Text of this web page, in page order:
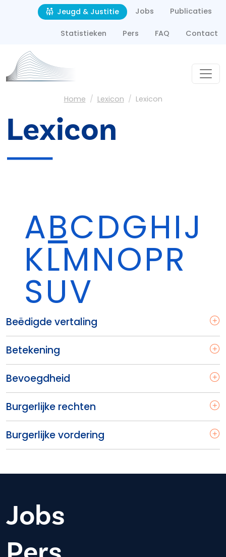
Overslaan en naar de inhoud gaan
Second navigation
Jeugd & Justitie Jobs Publicaties
Statistieken Pers FAQ Contact
Kruimelpad
Home Lexicon Lexicon
Lexicon
ABCDGHIJ
KLMNOPR
SUV
Beëdigde vertaling
Betekening
Bevoegdheid
Burgerlijke rechten
Burgerlijke vordering
Jobs